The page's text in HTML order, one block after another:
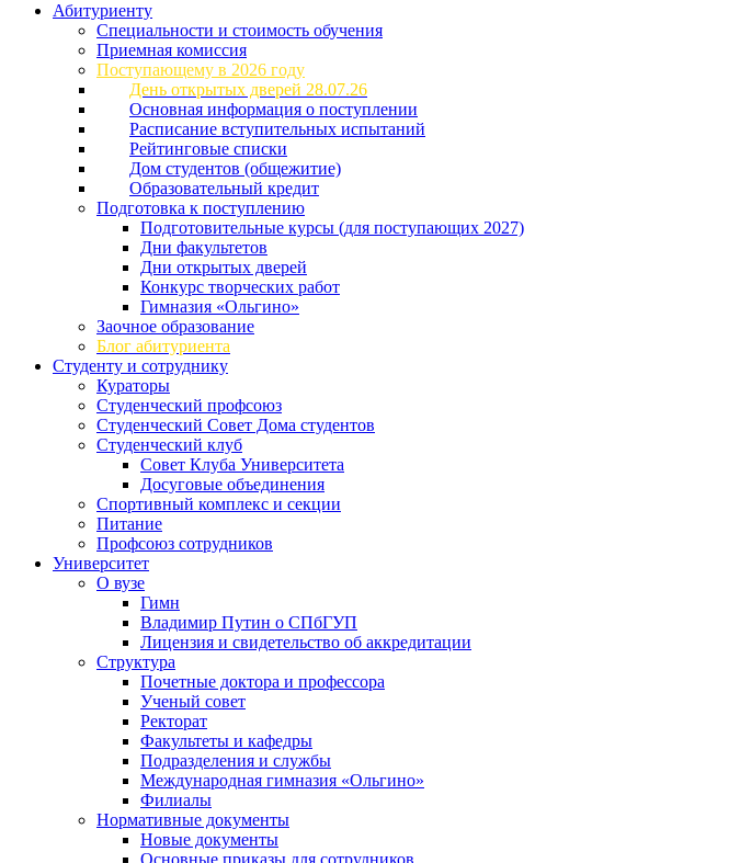
Абитуриенту
Специальности и стоимость обучения
Приемная комиссия
Поступающему в 2026 году
День открытых дверей 28.07.26
Основная информация о поступлении
Расписание вступительных испытаний
Рейтинговые списки
Дом студентов (общежитие)
Образовательный кредит
Подготовка к поступлению
Подготовительные курсы (для поступающих 2027)
Дни факультетов
Дни открытых дверей
Конкурс творческих работ
Гимназия «Ольгино»
Заочное образование
Блог абитуриента
Студенту и сотруднику
Кураторы
Студенческий профсоюз
Студенческий Совет Дома студентов
Студенческий клуб
Совет Клуба Университета
Досуговые объединения
Спортивный комплекс и секции
Питание
Профсоюз сотрудников
Университет
О вузе
Гимн
Владимир Путин о СПбГУП
Лицензия и свидетельство об аккредитации
Структура
Почетные доктора и профессора
Ученый совет
Ректорат
Факультеты и кафедры
Подразделения и службы
Международная гимназия «Ольгино»
Филиалы
Нормативные документы
Новые документы
Основные приказы для сотрудников